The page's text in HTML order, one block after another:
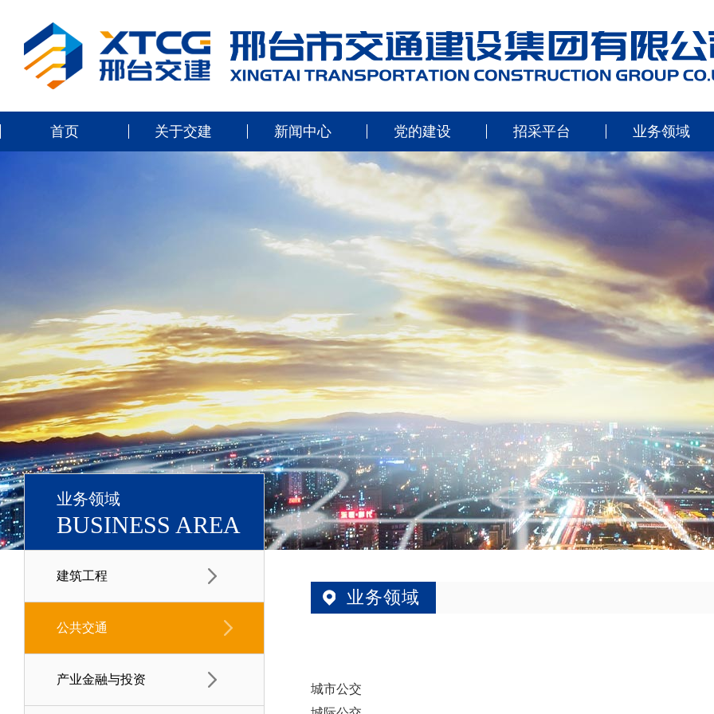
首页 关于交建 新闻中心 党的建设 招采平台 业务领域
业务领域
BUSINESS AREA
建筑工程
公共交通
产业金融与投资
业务领域
城市公交